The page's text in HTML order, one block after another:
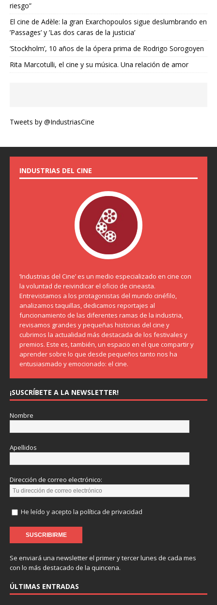
riesgo”
El cine de Adèle: la gran Exarchopoulos sigue deslumbrando en
’Passages’ y ’Las dos caras de la justicia’
‘Stockholm’, 10 años de la ópera prima de Rodrigo Sorogoyen
Rita Marcotulli, el cine y su música. Una relación de amor
Tweets by @IndustriasCine
INDUSTRIAS DEL CINE
‘Industrias del Cine’ es un medio especializado en cine con
la voluntad de reivindicar el oficio de cineasta.
Entrevistamos a los protagonistas del mundo cinéfilo,
analizamos taquillas, dedicamos reportajes al
funcionamiento de las diferentes ramas de la industria,
revisamos grandes y pequeñas historias del cine y
cubrimos la actualidad más destacada de los festivales y
premios. Este es, también, un espacio en el que compartir y
aprender sobre lo que desde pequeños tanto nos ha
entusiasmado y emocionado: el cine.
¡SUSCRÍBETE A LA NEWSLETTER!
Nombre
Apellidos
Dirección de correo electrónico:
He leído y acepto la política de privacidad
Se enviará una newsletter el primer y tercer lunes de cada mes
con lo más destacado de la quincena.
ÚLTIMAS ENTRADAS